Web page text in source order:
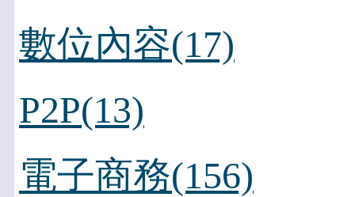
數位內容(17)
P2P(13)
電子商務(156)